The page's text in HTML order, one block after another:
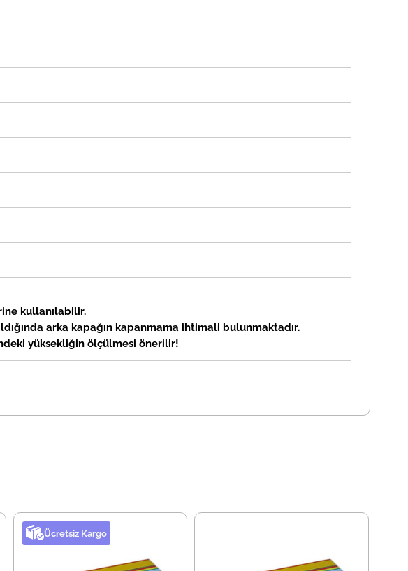
kullanılabilir.
arka kapağın kapanmama ihtimali bulunmaktadır.
yüksekliğin ölçülmesi önerilir!
Ücretsiz Kargo